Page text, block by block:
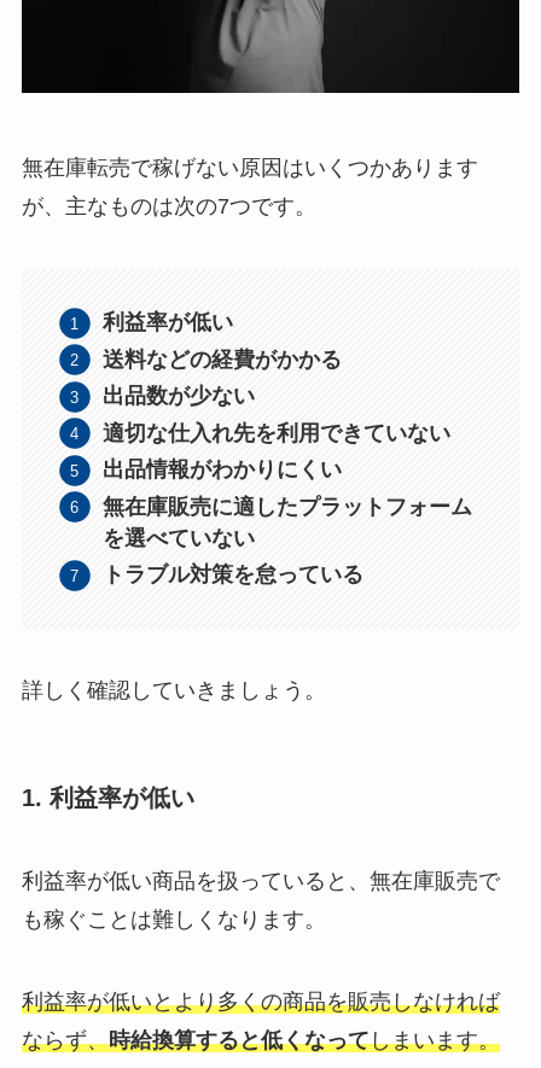
無在庫転売で稼げない原因はいくつかあります
が、主なものは次の7つです。
利益率が低い
送料などの経費がかかる
出品数が少ない
適切な仕入れ先を利用できていない
出品情報がわかりにくい
無在庫販売に適したプラットフォーム
を選べていない
トラブル対策を怠っている
詳しく確認していきましょう。
1. 利益率が低い
利益率が低い商品を扱っていると、無在庫販売で
も稼ぐことは難しくなります。
利益率が低いとより多くの商品を販売しなければ
ならず、時給換算すると低くなってしまいます。